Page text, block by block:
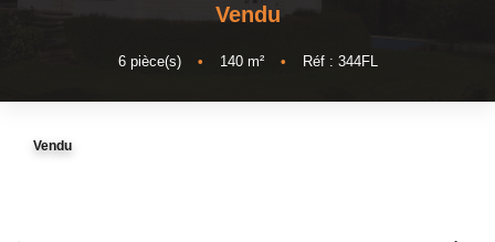
NOTRE AGENCE
Vendu
6pièce(s) • 140m² • Réf : 344FL
Vendu